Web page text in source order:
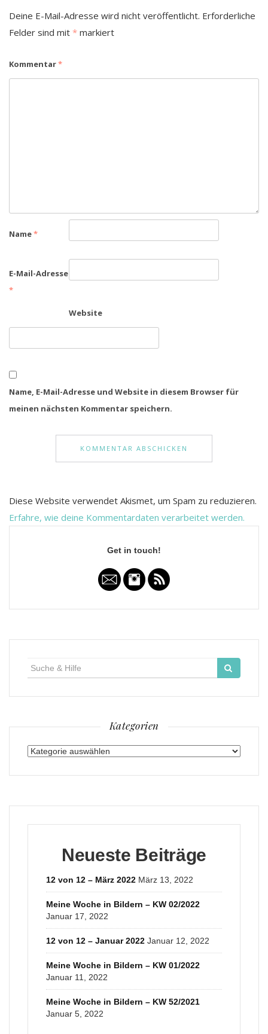
Deine E-Mail-Adresse wird nicht veröffentlicht. Erforderliche
Felder sind mit * markiert
Kommentar*
Name*
E-Mail-Adresse
*
Website
Name, E-Mail-Adresse und Website in diesem Browser für
meinen nächsten Kommentar speichern.
Diese Website verwendet Akismet, um Spam zu reduzieren.
Erfahre, wie deine Kommentardaten verarbeitet werden.
Get in touch!
für:
Kategorien
Kategorien
Neueste Beiträge
12 von 12 – März 2022 März 13, 2022
Meine Woche in Bildern – KW 02/2022
Januar 17, 2022
12 von 12 – Januar 2022 Januar 12, 2022
Meine Woche in Bildern – KW 01/2022
Januar 11, 2022
Meine Woche in Bildern – KW 52/2021
Januar 5, 2022